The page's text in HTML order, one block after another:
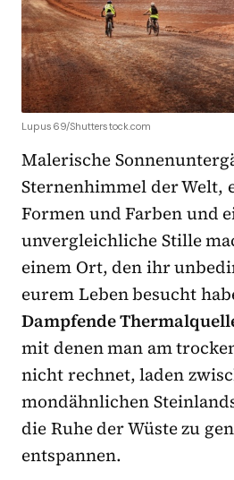
Lupus69/Shutterstock.com
Malerische
Sternenhimmel der Welt,
Formen und Farben und
unvergleichliche Stille
einem Ort, den ihr
eurem Leben besucht
Dampfende
mit denen man am
nicht rechnet, laden
mondähnlichen
die Ruhe der Wüste zu
entspannen.